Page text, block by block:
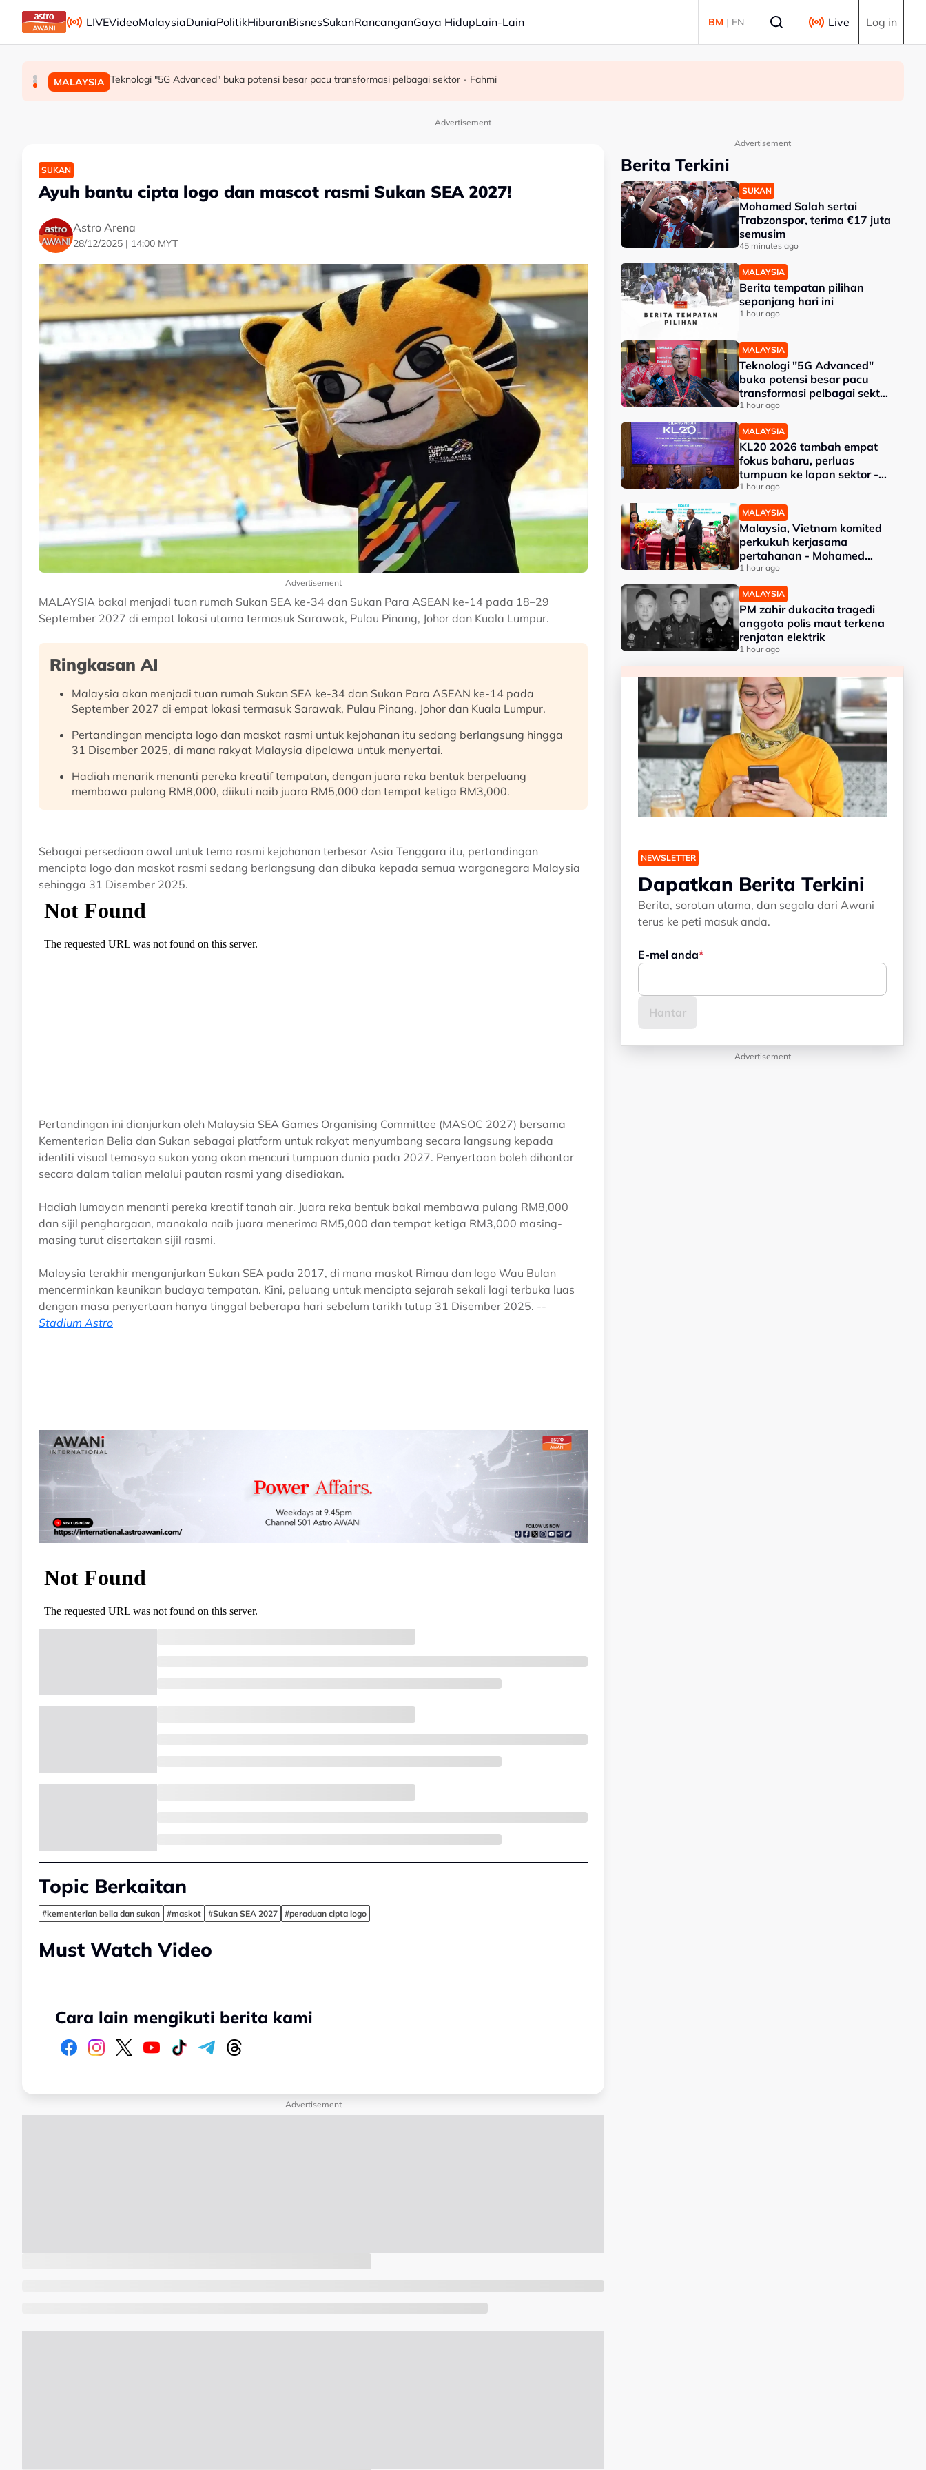
Skip to main content
LIVEVideoMalaysiaDuniaPolitikHiburanBisnesSukanRancanganGaya HidupLain-Lain BM | EN Live Log in
SUKAN Mohamed Salah sertai Trabzonspor, terima €17 juta semusim
MALAYSIA Berita tempatan pilihan sepanjang hari ini
MALAYSIA Teknologi "5G Advanced" buka potensi besar pacu transformasi pelbagai sektor - Fahmi
Advertisement
SUKAN
Ayuh bantu cipta logo dan mascot rasmi Sukan SEA 2027!
Astro Arena
28/12/2025 | 14:00 MYT
Advertisement
MALAYSIA bakal menjadi tuan rumah Sukan SEA ke-34 dan Sukan Para ASEAN ke-14 pada 18–29
September 2027 di empat lokasi utama termasuk Sarawak, Pulau Pinang, Johor dan Kuala Lumpur.
Ringkasan AI
Malaysia akan menjadi tuan rumah Sukan SEA ke-34 dan Sukan Para ASEAN ke-14 pada
September 2027 di empat lokasi termasuk Sarawak, Pulau Pinang, Johor dan Kuala Lumpur.
Pertandingan mencipta logo dan maskot rasmi untuk kejohanan itu sedang berlangsung hingga
31 Disember 2025, di mana rakyat Malaysia dipelawa untuk menyertai.
Hadiah menarik menanti pereka kreatif tempatan, dengan juara reka bentuk berpeluang
membawa pulang RM8,000, diikuti naib juara RM5,000 dan tempat ketiga RM3,000.
Sebagai persediaan awal untuk tema rasmi kejohanan terbesar Asia Tenggara itu, pertandingan
mencipta logo dan maskot rasmi sedang berlangsung dan dibuka kepada semua warganegara Malaysia
sehingga 31 Disember 2025.
Pertandingan ini dianjurkan oleh Malaysia SEA Games Organising Committee (MASOC 2027) bersama
Kementerian Belia dan Sukan sebagai platform untuk rakyat menyumbang secara langsung kepada
identiti visual temasya sukan yang akan mencuri tumpuan dunia pada 2027. Penyertaan boleh dihantar
secara dalam talian melalui pautan rasmi yang disediakan.
Hadiah lumayan menanti pereka kreatif tanah air. Juara reka bentuk bakal membawa pulang RM8,000
dan sijil penghargaan, manakala naib juara menerima RM5,000 dan tempat ketiga RM3,000 masing-
masing turut disertakan sijil rasmi.
Malaysia terakhir menganjurkan Sukan SEA pada 2017, di mana maskot Rimau dan logo Wau Bulan
mencerminkan keunikan budaya tempatan. Kini, peluang untuk mencipta sejarah sekali lagi terbuka luas
dengan masa penyertaan hanya tinggal beberapa hari sebelum tarikh tutup 31 Disember 2025. --
Stadium Astro
Topic Berkaitan
#kementerian belia dan sukan #maskot #Sukan SEA 2027 #peraduan cipta logo
Must Watch Video
Cara lain mengikuti berita kami
Advertisement
Advertisement
Berita Terkini
SUKAN
Mohamed Salah sertai
Trabzonspor, terima €17 juta
semusim
45 minutes ago
MALAYSIA
Berita tempatan pilihan
sepanjang hari ini
1 hour ago
MALAYSIA
Teknologi "5G Advanced"
buka potensi besar pacu
transformasi pelbagai sektor
- Fahmi
1 hour ago
MALAYSIA
KL20 2026 tambah empat
fokus baharu, perluas
tumpuan ke lapan sektor -
Akmal Nasrullah
1 hour ago
MALAYSIA
Malaysia, Vietnam komited
perkukuh kerjasama
pertahanan - Mohamed
Khaled
1 hour ago
MALAYSIA
PM zahir dukacita tragedi
anggota polis maut terkena
renjatan elektrik
1 hour ago
NEWSLETTER
Dapatkan Berita Terkini
Berita, sorotan utama, dan segala dari Awani
terus ke peti masuk anda.
E-mel anda
Advertisement